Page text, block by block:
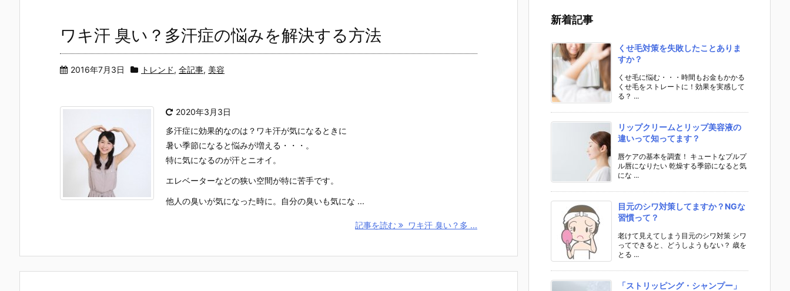
ワキ汗 臭い？多汗症の悩みを解決する方法
2016年7月3日 トレンド, 全記事, 美容
2020年3月3日
多汗症に効果的なのは？ワキ汗が気になるときに
暑い季節になると悩みが増える・・・。
特に気になるのが汗とニオイ。
エレベーターなどの狭い空間が特に苦手です。
他人の臭いが気になった時に。自分の臭いも気にな ...
記事を読む ワキ汗 臭い？多 ...
新着記事
くせ毛対策を失敗したことありま
すか？
くせ毛に悩む・・・時間もお金もかかる
くせ毛をストレートに！効果を実感して
る？ ...
リップクリームとリップ美容液の
違いって知ってます？
唇ケアの基本を調査！ キュートなプルプ
ル唇になりたい 乾燥する季節になると気
にな ...
目元のシワ対策してますか？NGな
習慣って？
老けて見えてしまう目元のシワ対策 シワ
ってできると、どうしようもない？ 歳を
とる ...
「ストリッピング・シャンプー」